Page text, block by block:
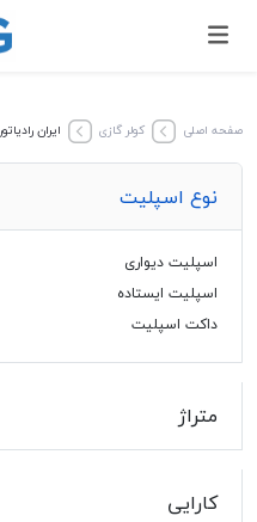
صفحه اصلی کولر گازی ایران رادیاتور
نوع اسپلیت
اسپلیت دیواری
اسپلیت ایستاده
داکت اسپلیت
متراژ
کارایی